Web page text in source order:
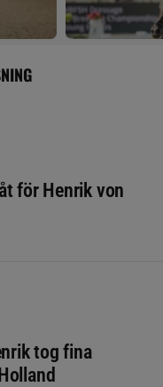
för Henrik von
tog fina